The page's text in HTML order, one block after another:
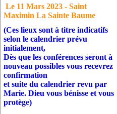
Le 11 Mars 2023 - Saint
Maximin La Sainte Baume
(Ces lieux sont à titre indicatifs
selon le calendrier prévu
initialement,
Dès que les conférences seront à
nouveau possibles vous recevrez
confirmation
et suite du calendrier revu par
Marie. Dieu vous bénisse et vous
protège)